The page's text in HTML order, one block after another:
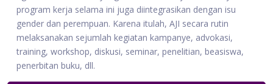
program kerja selama ini juga diintegrasikan dengan isu
gender dan perempuan. Karena itulah, AJI secara rutin
melaksanakan sejumlah kegiatan kampanye, advokasi,
training, workshop, diskusi, seminar, penelitian, beasiswa,
penerbitan buku, dll.